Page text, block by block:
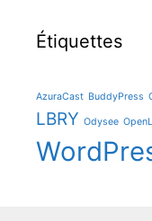
Étiquettes
AzuraCast BuddyPress
LBRY Odysee